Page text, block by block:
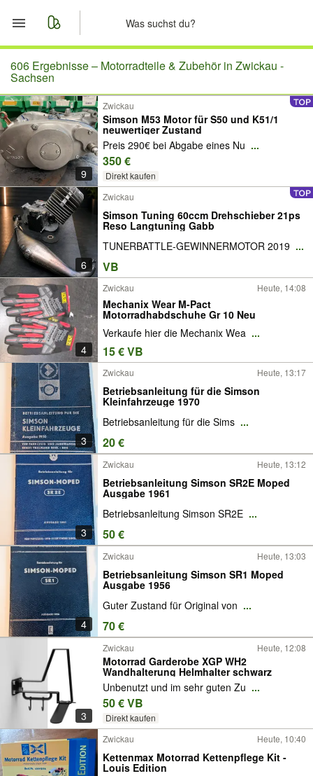
Start
Merkliste
Nachrichten
Anzeige aufgeben
606 Ergebnisse – Motorradteile & Zubehör in Zwickau -
Sachsen
9
Zwickau
Simson M53 Motor für S50 und K51/1
neuwertiger Zustand
Preis 290€ bei Abgabe eines Nu ...
350 €
Direkt kaufen
6
Zwickau
Simson Tuning 60ccm Drehschieber 21ps
Reso Langtuning Gabb
TUNERBATTLE-GEWINNERMOTOR 2019 ...
VB
4
Zwickau Heute, 14:08
Mechanix Wear M-Pact
Motorradhabdschuhe Gr 10 Neu
Verkaufe hier die Mechanix Wea ...
15 € VB
3
Zwickau Heute, 13:17
Betriebsanleitung für die Simson
Kleinfahrzeuge 1970
Betriebsanleitung für die Sims ...
20 €
3
Zwickau Heute, 13:12
Betriebsanleitung Simson SR2E Moped
Ausgabe 1961
Betriebsanleitung Simson SR2E ...
50 €
4
Zwickau Heute, 13:03
Betriebsanleitung Simson SR1 Moped
Ausgabe 1956
Guter Zustand für Original von ...
70 €
3
Zwickau Heute, 12:08
Motorrad Garderobe XGP WH2
Wandhalterung Helmhalter schwarz
Unbenutzt und im sehr guten Zu ...
50 € VB
Direkt kaufen
Zwickau Heute, 10:40
Kettenmax Motorrad Kettenpflege Kit -
Louis Edition